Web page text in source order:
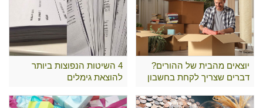
יוצאים מהבית של ההורים?
דברים שצריך לקחת בחשבון
4 השיטות הנפוצות ביותר
להוצאת גימלים